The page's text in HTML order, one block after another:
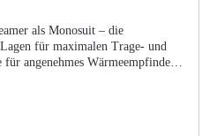
als Monosuit – die
für maximalen Trage- und
angenehmes Wärmeempfinden.